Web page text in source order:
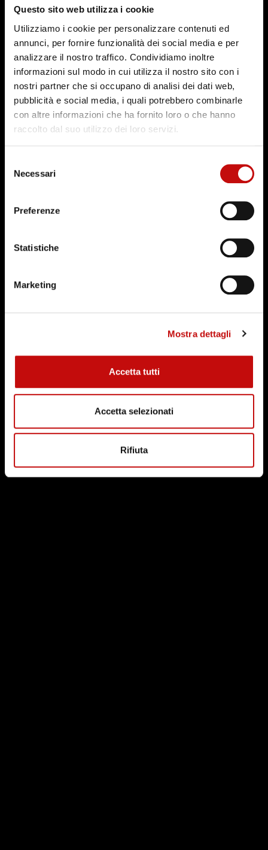
Questo sito web utilizza i cookie
Utilizziamo i cookie per personalizzare contenuti ed
annunci, per fornire funzionalità dei social media e per
analizzare il nostro traffico. Condividiamo inoltre
informazioni sul modo in cui utilizza il nostro sito con i
nostri partner che si occupano di analisi dei dati web,
pubblicità e social media, i quali potrebbero combinarle
con altre informazioni che ha fornito loro o che hanno
raccolto dal suo utilizzo dei loro servizi.
delNecessari
Preferenze
Statistiche
Marketing
Mostra dettagli
Accetta tutti
Accetta selezionati
Rifiuta
for Mobile Applications